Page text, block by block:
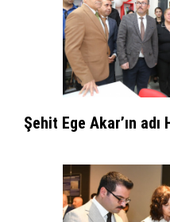
Şehit Ege Akar’ın